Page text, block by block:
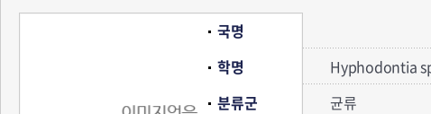
국명
학명
Hyphodontia
분류군
균류